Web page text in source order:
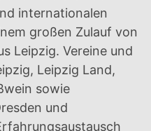
internationalen
großen Zulauf von
Leipzig. Vereine und
Leipzig Land,
sowie
und